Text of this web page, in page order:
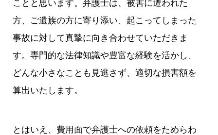
ことと思います。弁護士は、被害に遭われた
方、ご遺族の方に寄り添い、起こってしまった
事故に対して真摯に向き合わせていただきま
す。専門的な法律知識や豊富な経験を活かし、
どんな小さなことも見逃さず、適切な損害額を
算出いたします。
とはいえ、費用面で弁護士への依頼をためらわ